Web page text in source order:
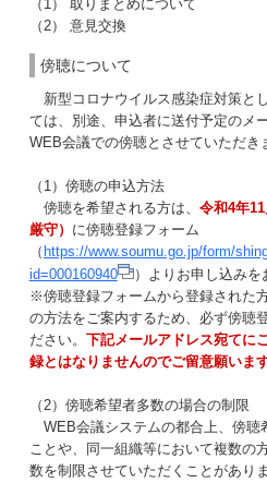
（1） 取りまとめについて
（2） 意見交換
傍聴について
新型コロナウイルス感染症対策と
ては、別途、申込者に送付予定のメ
WEB会議での傍聴とさせていただき
（1）傍聴の申込方法
傍聴を希望される方は、 令和4年
厳守） に傍聴登録フォーム
（ https://www.soumu.go.jp/form/
id=000160940
）よりお申し込みを
※傍聴登録フォームから登録された
の方法をご案内するため、必ず傍聴
ださい。 下記メールアドレス宛てに
録とはなりませんのでご留意願います
（2）傍聴希望者多数の場合の制限
WEB会議システムの都合上、傍聴
ことや、同一組織等において複数の
数を制限させていただくことがあり